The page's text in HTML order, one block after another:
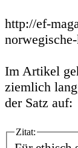
http://ef-
Im Artikel
ziemlich
der Satz auf:
Zitat: